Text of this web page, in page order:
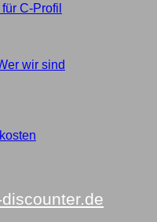
C-Profil
wir sind